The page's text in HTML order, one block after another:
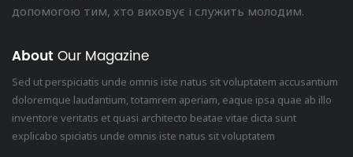
допомогою тим, хто виховує і служить молодим.
About Our Magazine
Sed ut perspiciatis unde omnis iste natus sit voluptatem accusantium
doloremque laudantium, totamrem aperiam, eaque ipsa quae ab illo
inventore veritatis et quasi architecto beatae vitae dicta sunt
explicabo spiciatis unde omnis iste natus sit voluptatem